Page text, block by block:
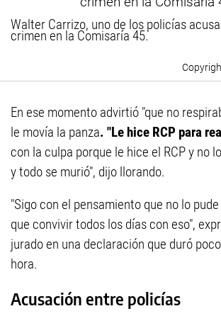
Walter Carrizo, uno de los policías
crimen en la Comisaría 45.
En ese momento advirtió "que no
le movía la panza. "Le hice RCP para
con la culpa porque le hice el RCP y no
y todo se murió", dijo llorando.
"Sigo con el pensamiento que no lo
que convivir todos los días con eso",
jurado en una declaración que duró
hora.
Acusación entre policías